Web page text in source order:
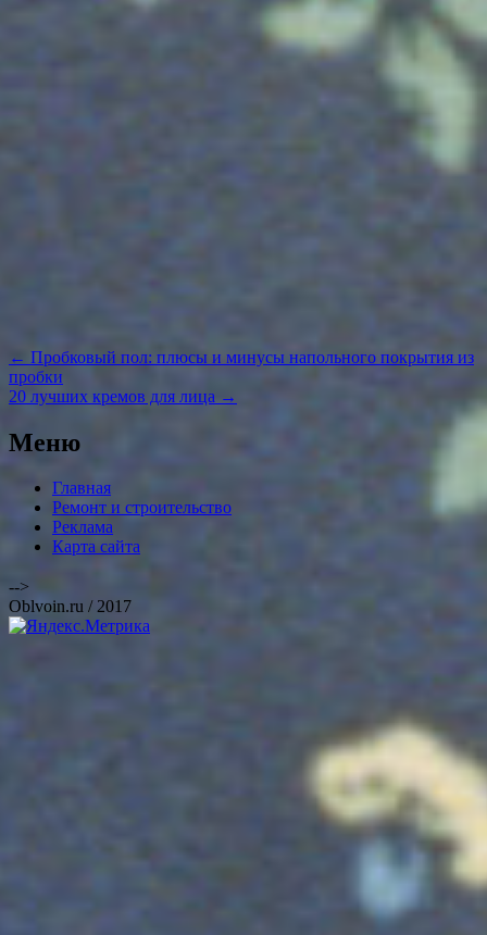
Навигация
по
записям
← Пробковый пол: плюсы и минусы напольного покрытия из
пробки
20 лучших кремов для лица →
Меню
Главная
Ремонт и строительство
Реклама
Карта сайта
-->
Oblvoin.ru / 2017